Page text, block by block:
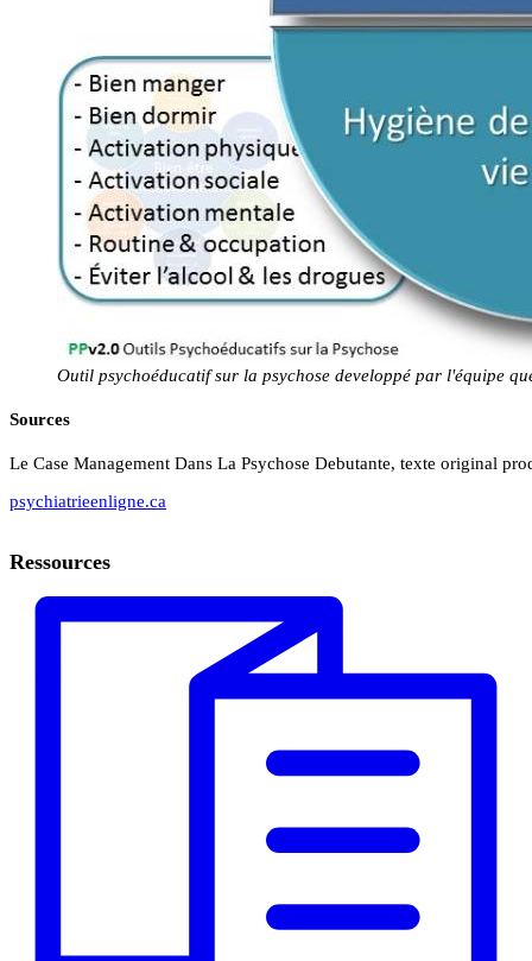
Outil psychoéducatif sur la psychose developpé par l'équipe
Sources
Le Case Management Dans La Psychose Debutante, texte original
psychiatrieenligne.ca
Ressources